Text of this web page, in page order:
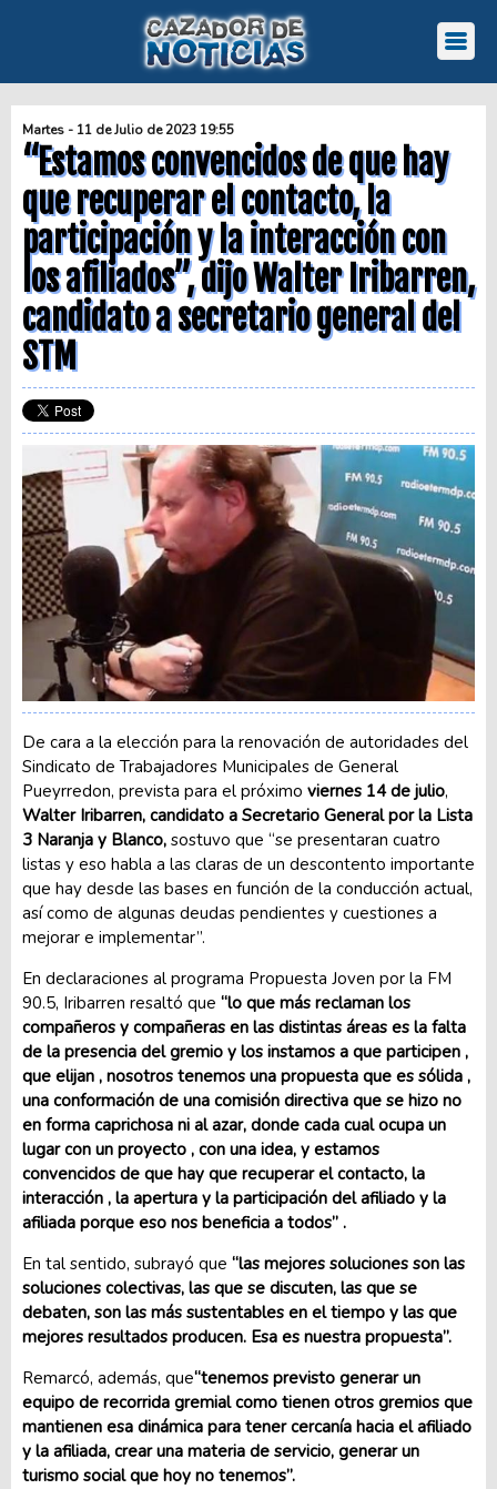
Martes - 11 de Julio de 2023 19:55
“Estamos convencidos de que hay
que recuperar el contacto, la
participación y la interacción con
los afiliados”, dijo Walter Iribarren,
candidato a secretario general del
STM
De cara a la elección para la renovación de autoridades del
Sindicato de Trabajadores Municipales de General
Pueyrredon, prevista para el próximo viernes 14 de julio,
Walter Iribarren, candidato a Secretario General por la Lista
3 Naranja y Blanco, sostuvo que “se presentaran cuatro
listas y eso habla a las claras de un descontento importante
que hay desde las bases en función de la conducción actual,
así como de algunas deudas pendientes y cuestiones a
mejorar e implementar”.
En declaraciones al programa Propuesta Joven por la FM
90.5, Iribarren resaltó que “lo que más reclaman los
compañeros y compañeras en las distintas áreas es la falta
de la presencia del gremio y los instamos a que participen ,
que elijan , nosotros tenemos una propuesta que es sólida ,
una conformación de una comisión directiva que se hizo no
en forma caprichosa ni al azar, donde cada cual ocupa un
lugar con un proyecto , con una idea, y estamos
convencidos de que hay que recuperar el contacto, la
interacción , la apertura y la participación del afiliado y la
afiliada porque eso nos beneficia a todos” .
En tal sentido, subrayó que “las mejores soluciones son las
soluciones colectivas, las que se discuten, las que se
debaten, son las más sustentables en el tiempo y las que
mejores resultados producen. Esa es nuestra propuesta”.
Remarcó, además, que“tenemos previsto generar un
equipo de recorrida gremial como tienen otros gremios que
mantienen esa dinámica para tener cercanía hacia el afiliado
y la afiliada, crear una materia de servicio, generar un
turismo social que hoy no tenemos”.